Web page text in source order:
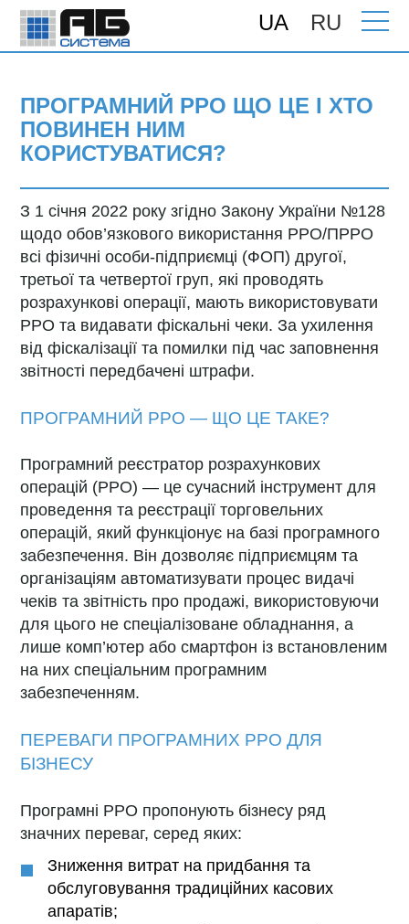
UA RU
Головна>Новини> Програмний РРО що
ПРОГРАМНИЙ РРО ЩО ЦЕ І ХТО
ПОВИНЕН НИМ
КОРИСТУВАТИСЯ?
З 1 січня 2022 року згідно Закону України №128
щодо обов’язкового використання РРО/ПРРО
всі фізичні особи-підприємці (ФОП) другої,
третьої та четвертої груп, які проводять
розрахункові операції, мають використовувати
РРО та видавати фіскальні чеки. За ухилення
від фіскалізації та помилки під час заповнення
звітності передбачені штрафи.
ПРОГРАМНИЙ РРО — ЩО ЦЕ ТАКЕ?
Програмний реєстратор розрахункових
операцій (РРО) — це сучасний інструмент для
проведення та реєстрації торговельних
операцій, який функціонує на базі програмного
забезпечення. Він дозволяє підприємцям та
організаціям автоматизувати процес видачі
чеків та звітність про продажі, використовуючи
для цього не спеціалізоване обладнання, а
лише комп’ютер або смартфон із встановленим
на них спеціальним програмним
забезпеченням.
ПЕРЕВАГИ ПРОГРАМНИХ РРО ДЛЯ
БІЗНЕСУ
Програмні РРО пропонують бізнесу ряд
значних переваг, серед яких:
Зниження витрат на придбання та
обслуговування традиційних касових
апаратів;